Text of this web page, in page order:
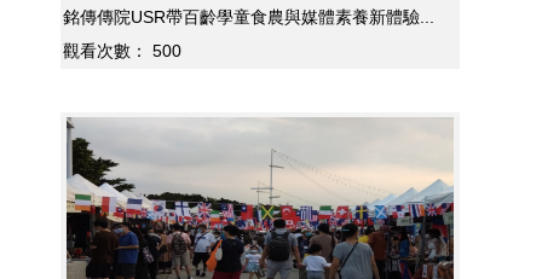
銘傳傳院USR帶百齡學童食農與媒體素養新體驗...
觀看次數：
500